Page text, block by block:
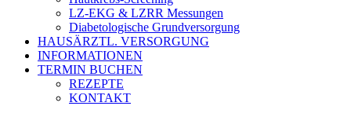
LZ-EKG & LZRR Messungen
Diabetologische Grundversorgung
HAUSÄRZTL. VERSORGUNG
INFORMATIONEN
TERMIN BUCHEN
REZEPTE
KONTAKT